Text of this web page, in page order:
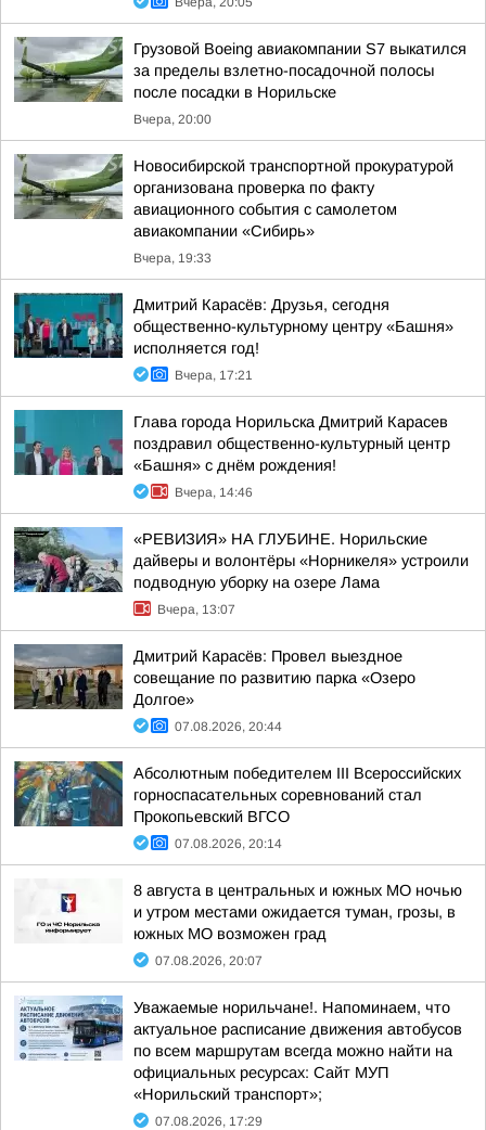
Грузовой Boeing авиакомпании S7 выкатился
за пределы взлетно-посадочной полосы
после посадки в Норильске
Вчера, 20:00
Новосибирской транспортной прокуратурой
организована проверка по факту
авиационного события с самолетом
авиакомпании «Сибирь»
Вчера, 19:33
Дмитрий Карасёв: Друзья, сегодня
общественно-культурному центру «Башня»
исполняется год!
Вчера, 17:21
Глава города Норильска Дмитрий Карасев
поздравил общественно-культурный центр
«Башня» с днём рождения!
Вчера, 14:46
«РЕВИЗИЯ» НА ГЛУБИНЕ. Норильские
дайверы и волонтёры «Норникеля» устроили
подводную уборку на озере Лама
Вчера, 13:07
Дмитрий Карасёв: Провел выездное
совещание по развитию парка «Озеро
Долгое»
07.08.2026, 20:44
Абсолютным победителем III Всероссийских
горноспасательных соревнований стал
Прокопьевский ВГСО
07.08.2026, 20:14
8 августа в центральных и южных МО ночью
и утром местами ожидается туман, грозы, в
южных МО возможен град
07.08.2026, 20:07
Уважаемые норильчане!. Напоминаем, что
актуальное расписание движения автобусов
по всем маршрутам всегда можно найти на
официальных ресурсах: Сайт МУП
«Норильский транспорт»;
07.08.2026, 17:29